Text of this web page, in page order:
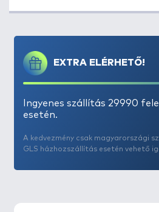
EXTRA ELÉRHETŐ!
Ingyenes szállítás 29990
esetén.
A kedvezmény csak magyarországi
GLS házhozszállítás esetén vehető